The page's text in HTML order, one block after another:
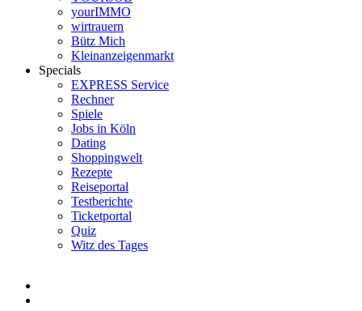
yourIMMO
wirtrauern
Bütz Mich
Kleinanzeigenmarkt
Specials
EXPRESS Service
Rechner
Spiele
Jobs in Köln
Dating
Shoppingwelt
Rezepte
Reiseportal
Testberichte
Ticketportal
Quiz
Witz des Tages